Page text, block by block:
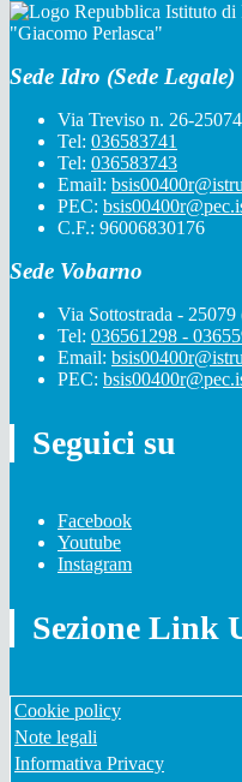
Istituto di
"Giacomo Perlasca"
Sede Idro (Sede Legale)
Via Treviso n. 26-
Tel: 036583741
Tel: 036583743
Email:
PEC:
C.F.: 96006830176
Sede Vobarno
Via Sottostrada - 25079
Tel: 036561298 -
Email:
PEC:
Seguici su
Facebook
Youtube
Instagram
Sezione Link
Cookie policy
Note legali
Informativa Privacy